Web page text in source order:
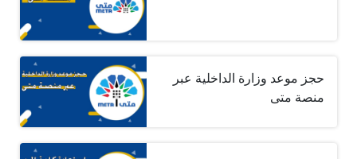
حجز موعد وزارة الداخلية عبر
منصة متى